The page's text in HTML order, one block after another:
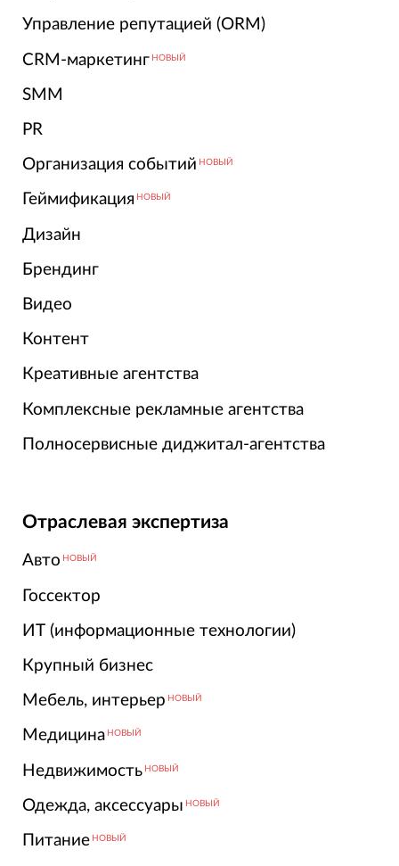
Управление репутацией (ORM)
CRM-маркетинг НОВЫЙ
SMM
PR
Организация событий НОВЫЙ
Геймификация НОВЫЙ
Дизайн
Брендинг
Видео
Контент
Креативные агентства
Комплексные рекламные агентства
Полносервисные диджитал-агентства
Отраслевая экспертиза
Авто НОВЫЙ
Госсектор
ИТ (информационные технологии)
Крупный бизнес
Мебель, интерьер НОВЫЙ
Медицина НОВЫЙ
Недвижимость НОВЫЙ
Одежда, аксессуары НОВЫЙ
Питание НОВЫЙ